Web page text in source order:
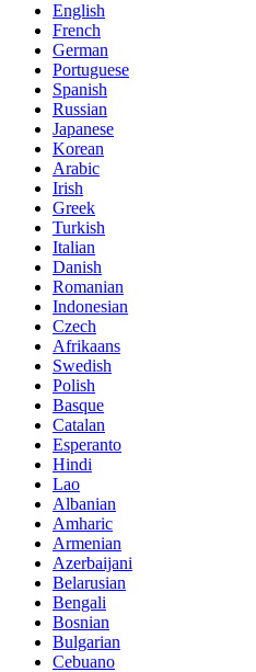
English
French
German
Portuguese
Spanish
Russian
Japanese
Korean
Arabic
Irish
Greek
Turkish
Italian
Danish
Romanian
Indonesian
Czech
Afrikaans
Swedish
Polish
Basque
Catalan
Esperanto
Hindi
Lao
Albanian
Amharic
Armenian
Azerbaijani
Belarusian
Bengali
Bosnian
Bulgarian
Cebuano